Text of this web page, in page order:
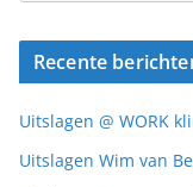
Recente
Uitslagen @ WORK
Uitslagen Wim van